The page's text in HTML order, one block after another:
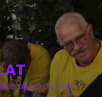
du Pays